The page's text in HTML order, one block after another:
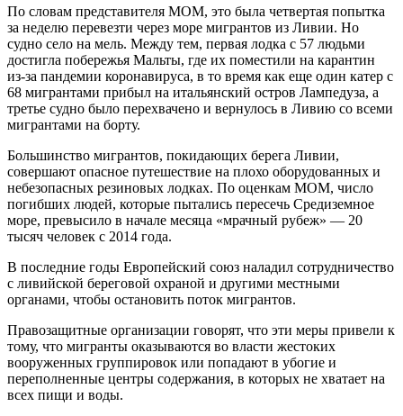
По словам представителя МОМ, это была четвертая попытка
за неделю перевезти через море мигрантов из Ливии. Но
судно село на мель. Между тем, первая лодка с 57 людьми
достигла побережья Мальты, где их поместили на карантин
из-за пандемии коронавируса, в то время как еще один катер с
68 мигрантами прибыл на итальянский остров Лампедуза, а
третье судно было перехвачено и вернулось в Ливию со всеми
мигрантами на борту.
Большинство мигрантов, покидающих берега Ливии,
совершают опасное путешествие на плохо оборудованных и
небезопасных резиновых лодках. По оценкам МОМ, число
погибших людей, которые пытались пересечь Средиземное
море, превысило в начале месяца «мрачный рубеж» — 20
тысяч человек с 2014 года.
В последние годы Европейский союз наладил сотрудничество
с ливийской береговой охраной и другими местными
органами, чтобы остановить поток мигрантов.
Правозащитные организации говорят, что эти меры привели к
тому, что мигранты оказываются во власти жестоких
вооруженных группировок или попадают в убогие и
переполненные центры содержания, в которых не хватает на
всех пищи и воды.